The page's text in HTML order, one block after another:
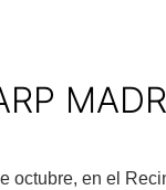
octubre, en el